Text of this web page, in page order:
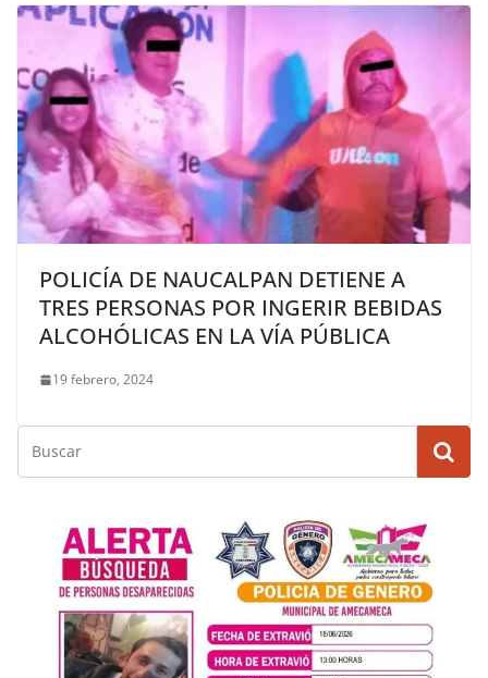
POLICÍA DE NAUCALPAN DETIENE A
TRES PERSONAS POR INGERIR BEBIDAS
ALCOHÓLICAS EN LA VÍA PÚBLICA
19 febrero, 2024